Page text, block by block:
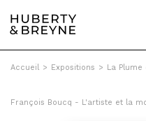
Accueil > Expositions > La Plume
François Boucq - L'artiste et la